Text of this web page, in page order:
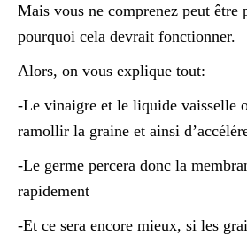
Mais vous ne comprenez peut être
pourquoi cela devrait fonctionner.
Alors, on vous explique tout:
-Le vinaigre et le liquide vaisselle
ramollir la graine et ainsi
-Le germe percera donc la
rapidement
-Et ce sera encore mieux, si les